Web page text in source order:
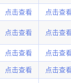
点击查看 点击查
点击查看 点击查
点击查看 点击查
点击查看 点击查